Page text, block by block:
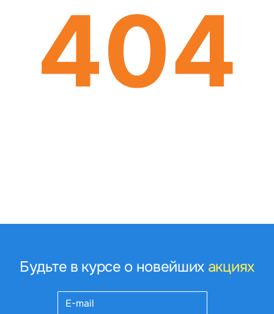
Будьте в курсе о новейших акциях